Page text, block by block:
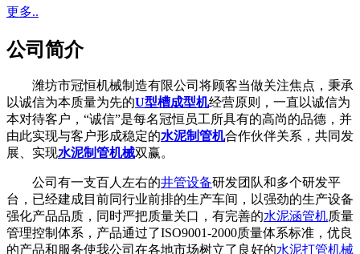
更多..
公司简介
潍坊市冠恒机械制造有限公司将顾客当做关注焦点，秉承
以诚信为本质量为先的U型槽成型机经营原则，一直以诚信为
本对待客户，“诚信”是每名冠恒员工所具有的高尚的品德，并
由此实现与客户形成稳定的水泥制管机合作伙伴关系，共同发
展、实现水泥制管机械双赢。
公司有一支百人左右的井管设备研发团队和多个研发平
台，已经建成目前同行业前排的生产车间，以强劲的生产设备
强化产品品质，同时严把质量关口，有完善的水泥涵管机质量
管理控制体系，产品通过了ISO9001-2000质量体系标准，优良
的产品和服务使我公司在各地市场树立了良好的水泥打管机械